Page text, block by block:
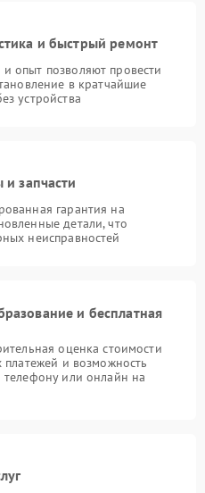
и быстрый ремонт
опыт позволяют провести
в кратчайшие
устройства
и запчасти
гарантия на
детали, что
неисправностей
и бесплатная
оценка стоимости
платежей и возможность
телефону или онлайн на